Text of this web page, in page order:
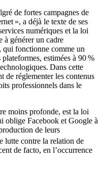
de fortes campagnes de
», a déjà le texte de ses
numériques et la loi
à générer un cadre
qui fonctionne comme un
estimées à 90 %
Dans cette
de réglementer les contenus
professionnels dans le
moins profonde, est la loi
oblige Facebook et Google à
de leurs
lutte contre la relation de
de facto, en l’occurrence